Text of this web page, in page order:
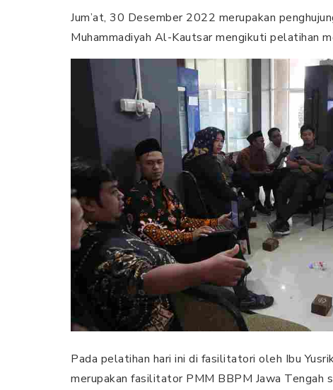
Jum’at, 30 Desember 2022 merupakan
Muhammadiyah Al-Kautsar mengikuti pelatihan
Pada pelatihan hari ini di fasilitatori oleh Ibu
merupakan fasilitator PMM BBPM Jawa Tengah